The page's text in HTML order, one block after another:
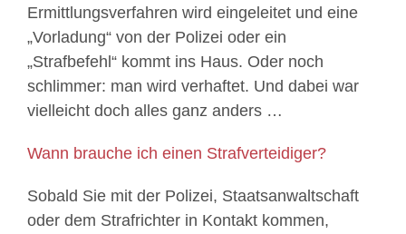
Ermittlungsverfahren wird eingeleitet und eine
„Vorladung“ von der Polizei oder ein
„Strafbefehl“ kommt ins Haus. Oder noch
schlimmer: man wird verhaftet. Und dabei war
vielleicht doch alles ganz anders …
Wann brauche ich einen Strafverteidiger?
Sobald Sie mit der Polizei, Staatsanwaltschaft
oder dem Strafrichter in Kontakt kommen,